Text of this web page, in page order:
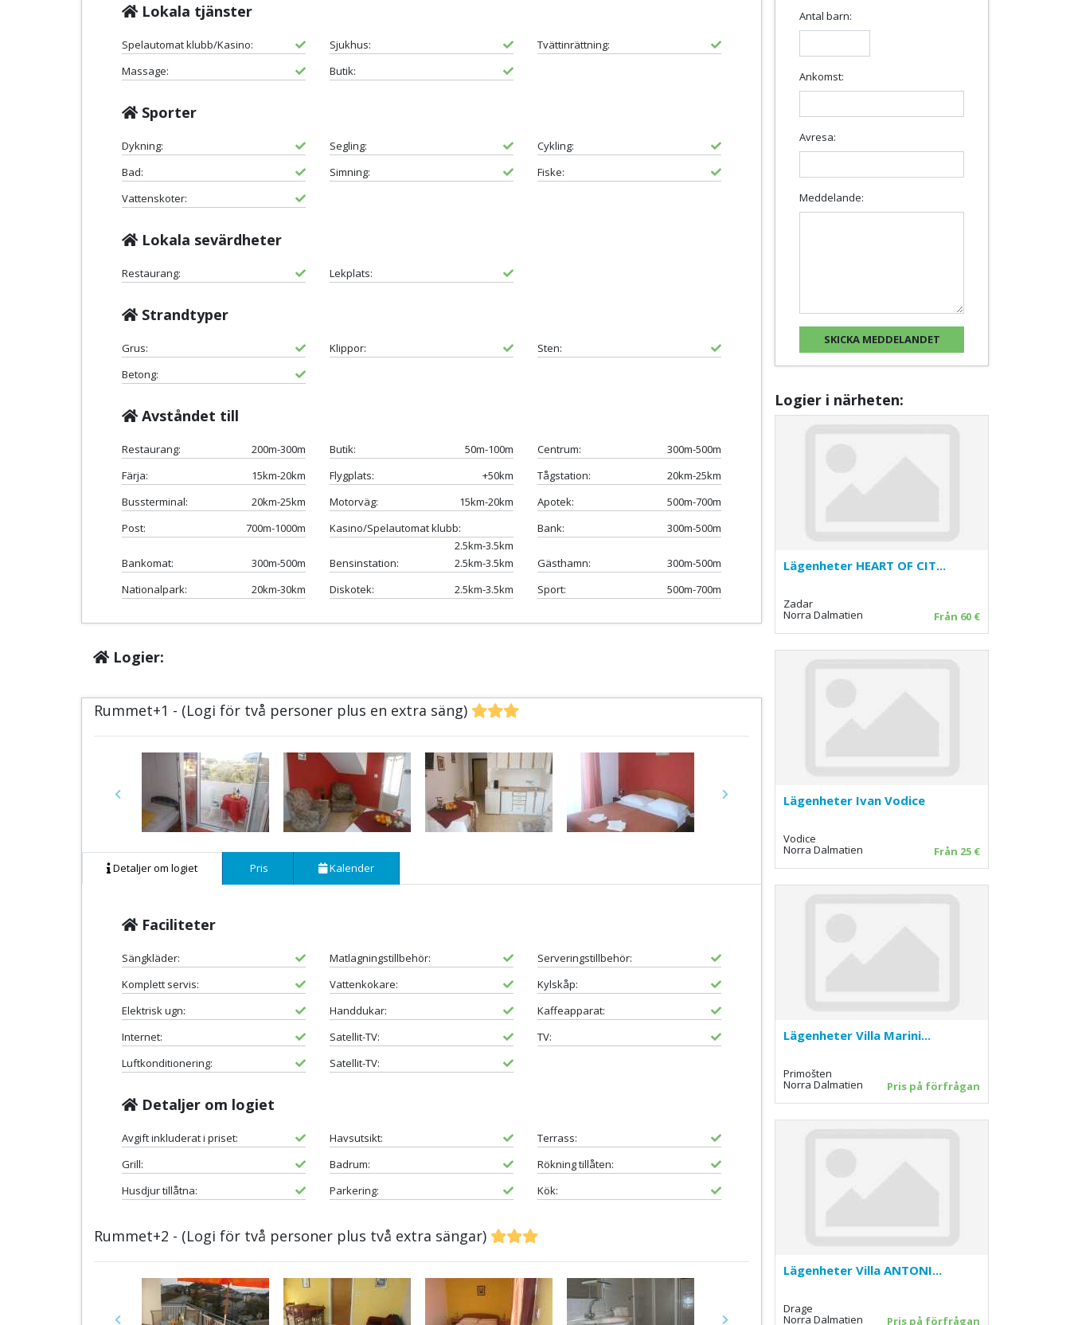
Lokala tjänster
Spelautomat klubb/Kasino: Sjukhus:
Tvättinrättning:
Massage:
Butik:
Sporter
Dykning: Segling:
Cykling:
Bad:
Simning:
Fiske:
Vattenskoter:
Lokala sevärdheter
Restaurang: Lekplats:
Strandtyper
Grus: Klippor:
Sten:
Betong:
Avståndet till
Restaurang: 200m-300m Butik: 50m-100m Centrum:
300m-500m
Färja:
15km-20km Flygplats: +50km Tågstation:
20km-25km
Bussterminal:
20km-25km Motorväg: 15km-20km Apotek:
500m-700m
Post:
700m-1000m
Kasino/Spelautomat klubb:
2.5km-3.5km
Bank: 300m-500m
Bankomat: 300m-500m Bensinstation: 2.5km-3.5km Gästhamn:
300m-500m
Nationalpark:
20km-30km Diskotek: 2.5km-3.5km Sport: 500m-700m
Logier:
Rummet+1 - (Logi för två personer plus en extra säng)
Previous Next
Detaljer om logiet Pris Kalender
Faciliteter
Sängkläder: Matlagningstillbehör:
Serveringstillbehör:
Komplett servis:
Vattenkokare:
Kylskåp:
Elektrisk ugn:
Handdukar:
Kaffeapparat:
Internet:
Satellit-TV:
TV:
Luftkonditionering:
Satellit-TV:
Detaljer om logiet
Avgift inkluderat i priset: Havsutsikt:
Terrass:
Grill:
Badrum:
Rökning tillåten:
Husdjur tillåtna:
Parkering: Kök:
Rummet+2 - (Logi för två personer plus två extra sängar)
Antal barn:
Ankomst:
Avresa:
Meddelande:
Logier i närheten:
Lägenheter HEART OF CIT...
Zadar
Norra Dalmatien Från 60 €
Lägenheter Ivan Vodice
Vodice
Norra Dalmatien Från 25 €
Lägenheter Villa Marini...
Primošten
Norra Dalmatien Pris på förfrågan
Lägenheter Villa ANTONI...
Drage
Norra Dalmatien Pris på förfrågan